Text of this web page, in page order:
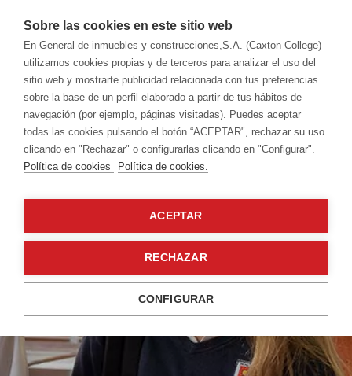
Sobre las cookies en este sitio web
En General de inmuebles y construcciones,S.A. (Caxton College)
utilizamos cookies propias y de terceros para analizar el uso del
sitio web y mostrarte publicidad relacionada con tus preferencias
sobre la base de un perfil elaborado a partir de tus hábitos de
navegación (por ejemplo, páginas visitadas). Puedes aceptar
todas las cookies pulsando el botón “ACEPTAR", rechazar su uso
clicando en "Rechazar" o configurarlas clicando en "Configurar".
Política de cookies
Política de cookies.
ACEPTAR
RECHAZAR
CONFIGURAR